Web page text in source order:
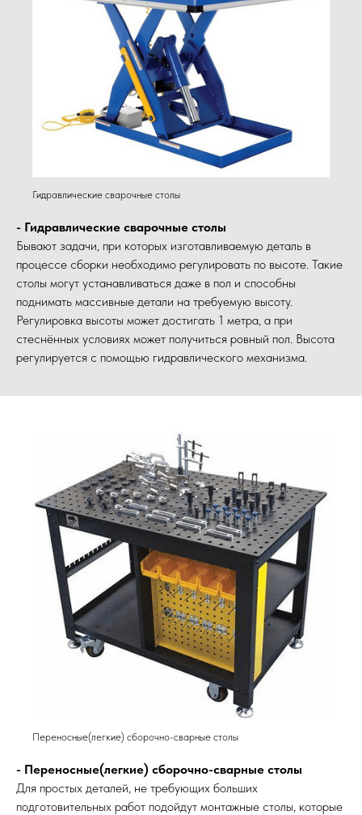
Гидравлические сварочные столы
- Гидравлические сварочные столы
Бывают задачи, при которых изготавливаемую деталь в
процессе сборки необходимо регулировать по высоте. Такие
столы могут устанавливаться даже в пол и способны
поднимать массивные детали на требуемую высоту.
Регулировка высоты может достигать 1 метра, а при
стеснённых условиях может получиться ровный пол. Высота
регулируется с помощью гидравлического механизма.
Переносные(легкие) сборочно-сварные столы
- Переносные(легкие) сборочно-сварные столы
Для простых деталей, не требующих больших
подготовительных работ подойдут монтажные столы, которые